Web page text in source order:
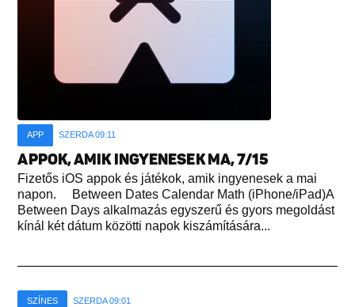
APP SZERDA 09:11
APPOK, AMIK INGYENESEK MA, 7/15
Fizetős iOS appok és játékok, amik ingyenesek a mai
napon. Between Dates Calendar Math (iPhone/iPad)A
Between Days alkalmazás egyszerű és gyors megoldást
kínál két dátum közötti napok kiszámítására...
SZÍNES SZERDA 09:01